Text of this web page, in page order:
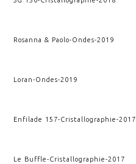
Rosanna & Paolo-Ondes-2019
Loran-Ondes-2019
Enfilade 157-Cristallographie-2017
Le Buffle-Cristallographie-2017